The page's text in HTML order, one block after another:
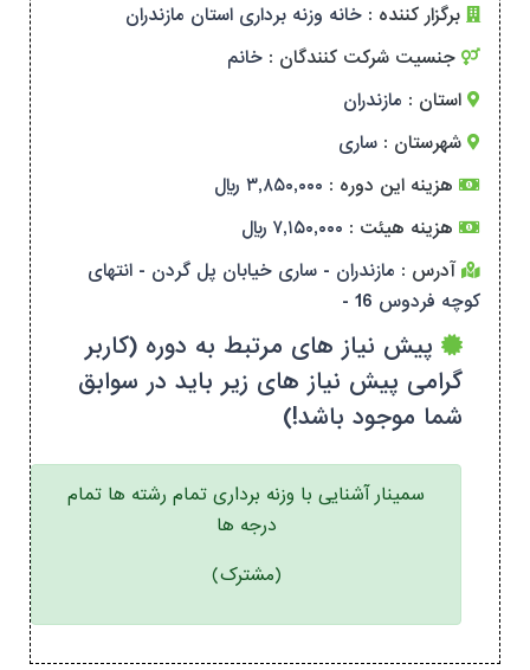
برگزار کننده : خانه وزنه برداری استان مازندران
جنسیت شرکت کنندگان : خانم
استان : مازندران
شهرستان : ساری
هزینه این دوره : ۳,۸۵۰,۰۰۰ ریال
هزینه هیئت : ۷,۱۵۰,۰۰۰ ریال
آدرس : مازندران - ساری خیابان پل گردن - انتهای
کوچه فردوس 16 -
پیش نیاز های مرتبط به دوره (کاربر
گرامی پیش نیاز های زیر باید در سوابق
شما موجود باشد!)
سمینار آشنایی با وزنه برداری تمام رشته ها تمام
درجه ها
(مشترک)